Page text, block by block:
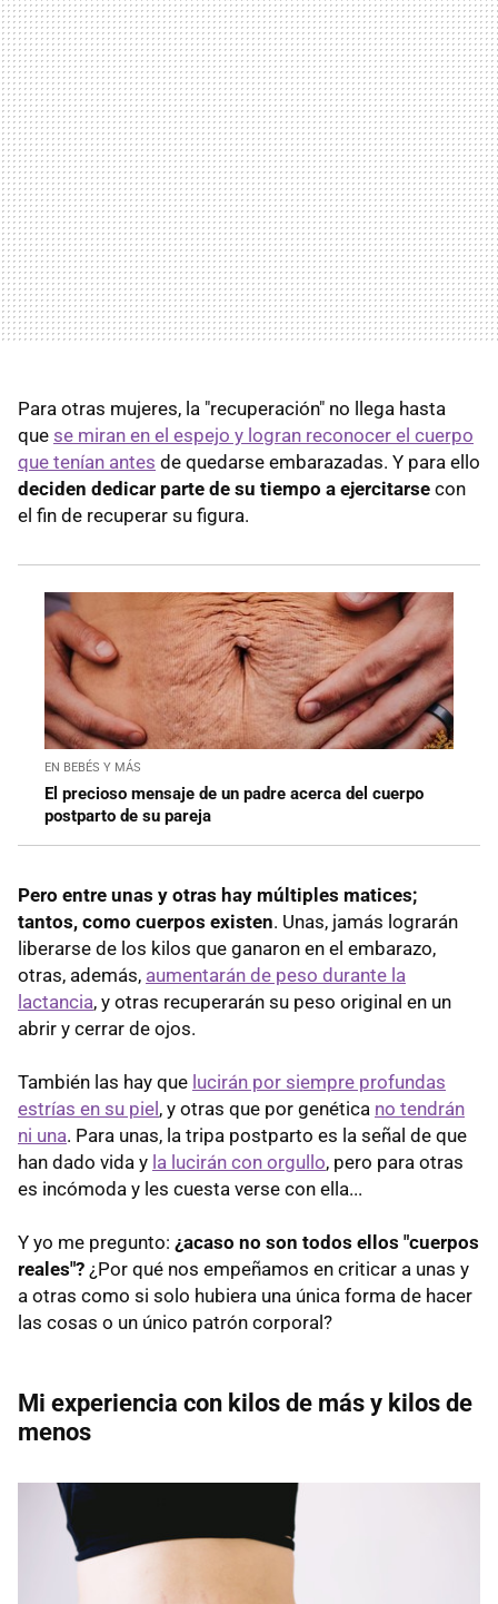
Para otras mujeres, la "recuperación" no llega hasta
que se miran en el espejo y logran reconocer el cuerpo
que tenían antes de quedarse embarazadas. Y para ello
deciden dedicar parte de su tiempo a ejercitarse con
el fin de recuperar su figura.
EN BEBÉS Y MÁS
El precioso mensaje de un padre acerca del cuerpo
postparto de su pareja
Pero entre unas y otras hay múltiples matices;
tantos, como cuerpos existen. Unas, jamás lograrán
liberarse de los kilos que ganaron en el embarazo,
otras, además, aumentarán de peso durante la
lactancia, y otras recuperarán su peso original en un
abrir y cerrar de ojos.
También las hay que lucirán por siempre profundas
estrías en su piel , y otras que por genética no tendrán
ni una. Para unas, la tripa postparto es la señal de que
han dado vida y la lucirán con orgullo, pero para otras
es incómoda y les cuesta verse con ella...
Y yo me pregunto: ¿acaso no son todos ellos "cuerpos
reales"? ¿Por qué nos empeñamos en criticar a unas y
a otras como si solo hubiera una única forma de hacer
las cosas o un único patrón corporal?
Mi experiencia con kilos de más y kilos de
menos